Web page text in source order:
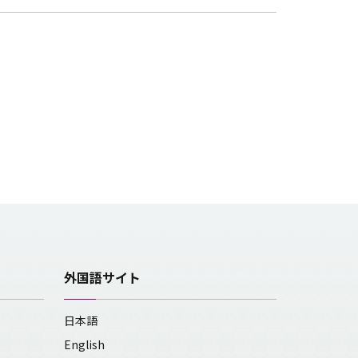
外国語サイト
日本語
English